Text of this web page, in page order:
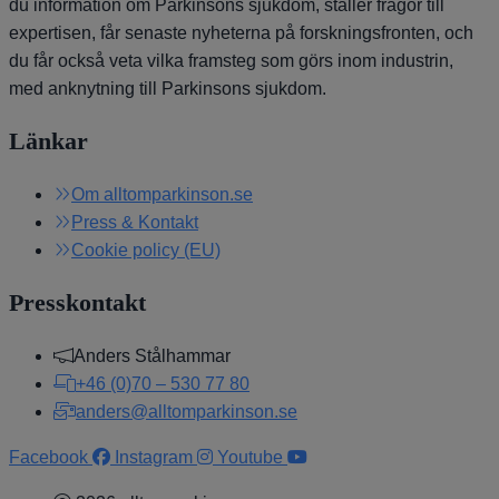
du information om Parkinsons sjukdom, ställer frågor till
expertisen, får senaste nyheterna på forskningsfronten, och
du får också veta vilka framsteg som görs inom industrin,
med anknytning till Parkinsons sjukdom.
Länkar
Om alltomparkinson.se
Press & Kontakt
Cookie policy (EU)
Presskontakt
Anders Stålhammar
+46 (0)70 – 530 77 80
anders@alltomparkinson.se
Facebook Instagram Youtube